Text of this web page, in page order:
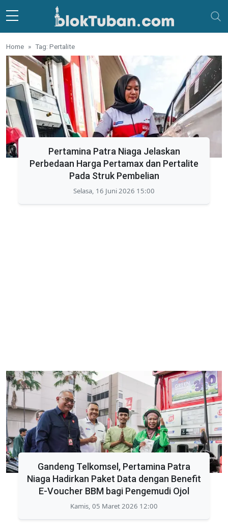
Skip to main content
Home Tag: Pertalite
Pertamina Patra Niaga Jelaskan
Perbedaan Harga Pertamax dan Pertalite
Pada Struk Pembelian
Selasa, 16 Juni 2026 15:00
Gandeng Telkomsel, Pertamina Patra
Niaga Hadirkan Paket Data dengan Benefit
E-Voucher BBM bagi Pengemudi Ojol
Kamis, 05 Maret 2026 12:00